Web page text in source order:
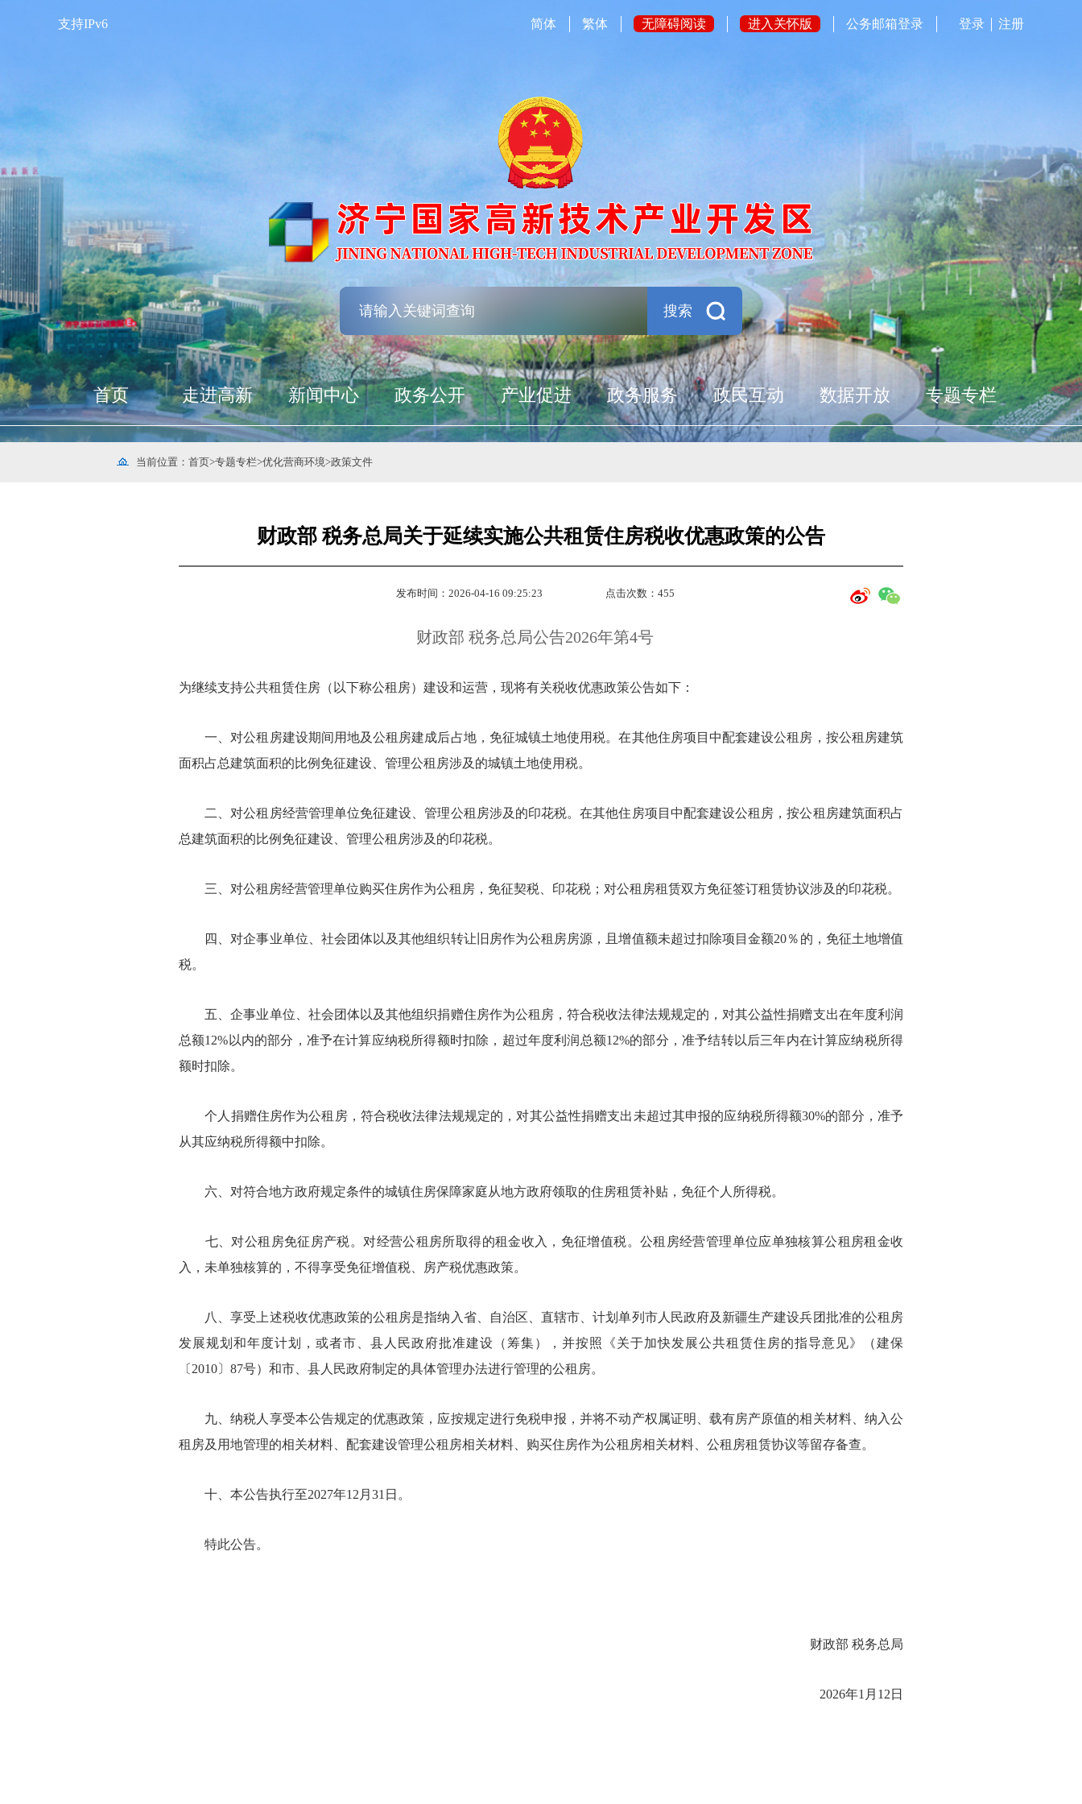
支持IPv6 简体 繁体 无障碍阅读 进入关怀版 公务邮箱登录 登录 注册
搜索
首页 走进高新 新闻中心 政务公开 产业促进 政务服务 政民互动 数据开放 专题专栏
当前位置： 首页>专题专栏>优化营商环境>政策文件
财政部 税务总局关于延续实施公共租赁住房税收优惠政策的公告
发布时间：2026-04-16 09:25:23 点击次数： 455
财政部 税务总局公告2026年第4号
为继续支持公共租赁住房（以下称公租房）建设和运营，现将有关税收优惠政策公告如下：
一、对公租房建设期间用地及公租房建成后占地，免征城镇土地使用税。在其他住房项目中配套建设公租房，按公租房建筑
面积占总建筑面积的比例免征建设、管理公租房涉及的城镇土地使用税。
二、对公租房经营管理单位免征建设、管理公租房涉及的印花税。在其他住房项目中配套建设公租房，按公租房建筑面积占
总建筑面积的比例免征建设、管理公租房涉及的印花税。
三、对公租房经营管理单位购买住房作为公租房，免征契税、印花税；对公租房租赁双方免征签订租赁协议涉及的印花税。
四、对企事业单位、社会团体以及其他组织转让旧房作为公租房房源，且增值额未超过扣除项目金额20％的，免征土地增值
税。
五、企事业单位、社会团体以及其他组织捐赠住房作为公租房，符合税收法律法规规定的，对其公益性捐赠支出在年度利润
总额12%以内的部分，准予在计算应纳税所得额时扣除，超过年度利润总额12%的部分，准予结转以后三年内在计算应纳税所得
额时扣除。
个人捐赠住房作为公租房，符合税收法律法规规定的，对其公益性捐赠支出未超过其申报的应纳税所得额30%的部分，准予
从其应纳税所得额中扣除。
六、对符合地方政府规定条件的城镇住房保障家庭从地方政府领取的住房租赁补贴，免征个人所得税。
七、对公租房免征房产税。对经营公租房所取得的租金收入，免征增值税。公租房经营管理单位应单独核算公租房租金收
入，未单独核算的，不得享受免征增值税、房产税优惠政策。
八、享受上述税收优惠政策的公租房是指纳入省、自治区、直辖市、计划单列市人民政府及新疆生产建设兵团批准的公租房
发展规划和年度计划，或者市、县人民政府批准建设（筹集），并按照《关于加快发展公共租赁住房的指导意见》（建保
〔 2010〕87号）和市、县人民政府制定的具体管理办法进行管理的公租房。
九、纳税人享受本公告规定的优惠政策，应按规定进行免税申报，并将不动产权属证明、载有房产原值的相关材料、纳入公
租房及用地管理的相关材料、配套建设管理公租房相关材料、购买住房作为公租房相关材料、公租房租赁协议等留存备查。
十、本公告执行至2027年12月31日。
特此公告。
财政部 税务总局
2026年1月12日